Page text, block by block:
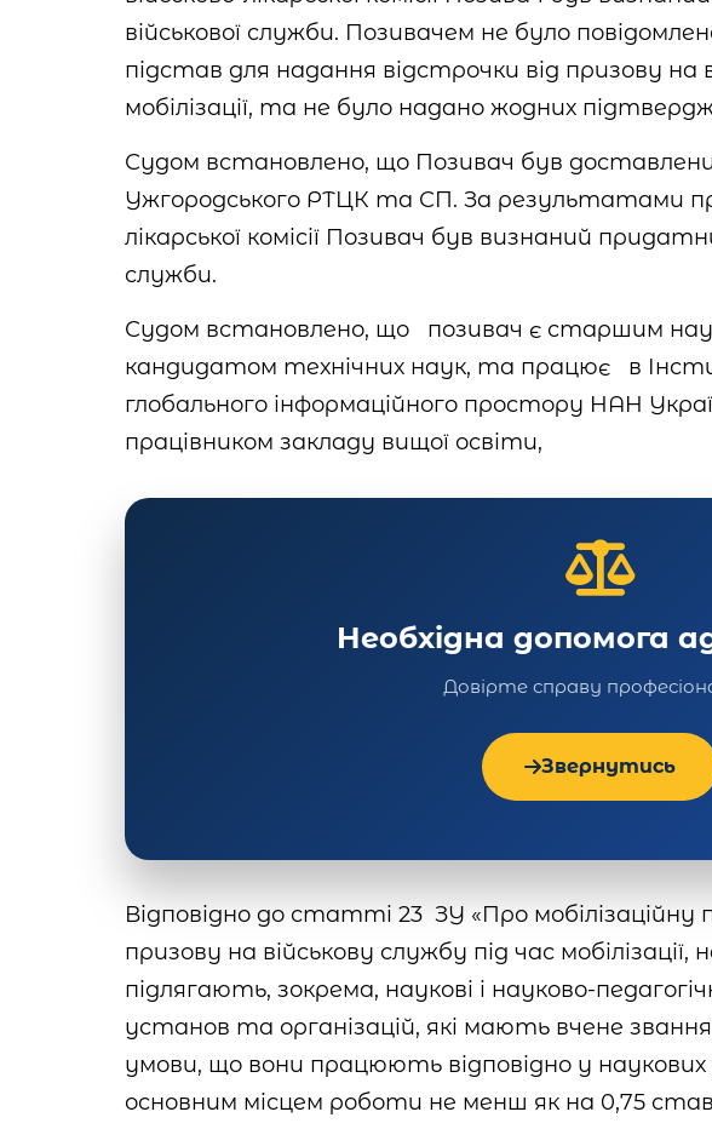
військової служби. Позивачем не було
підстав для надання відстрочки від призову на
мобілізації, та не було надано жодних
Судом встановлено, що Позивач був
Ужгородського РТЦК та СП. За результатами
лікарської комісії Позивач був визнаний
служби.
Судом встановлено, що позивач є старшим
кандидатом технічних наук, та працює в
глобального інформаційного простору HAH
працівником закладу вищої освіти,
Необхідна допомога
Довірте справу
Звернутись
Відповідно до статті 23 ЗУ «Про мобілізаційну
призову на військову службу під час мобілізації,
підлягають, зокрема, наукові і науково-
установ та організацій, які мають вчене
умови, що вони працюють відповідно у наукових
основним місцем роботи не менш як на 0,75